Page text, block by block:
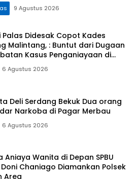
9 Agustus 2026
Palas Didesak Copot Kades
Malintang, : Buntut dari Dugaan
Kasus Penganiayaan di
6 Agustus 2026
Deli Serdang Bekuk Dua orang
Narkoba di Pagar Merbau
6 Agustus 2026
Aniaya Wanita di Depan SPBU
Doni Chaniago Diamankan Polsek
Area